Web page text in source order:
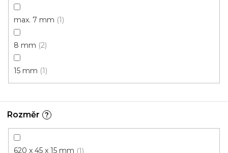
max. 7 mm 1
8 mm 2
15 mm 1
Rozměr ?
620 x 45 x 15 mm 1
Kobercová lišta BOLTA 25430 TSL 50/7